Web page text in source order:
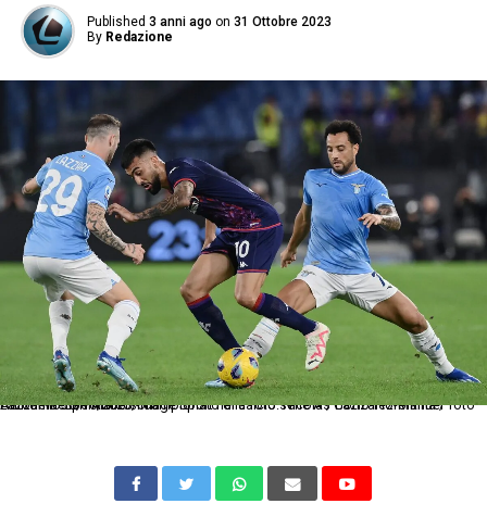
Published 3 anni ago on 31 Ottobre 2023
By Redazione
As Roma 30/10/2023 - campionato di calcio serie A / Lazio-Fiorentina / foto Antonello Sammarco/Image Sport nella foto: Nicolas Gonzalez-Manuel Lazzari-Felipe Anderson